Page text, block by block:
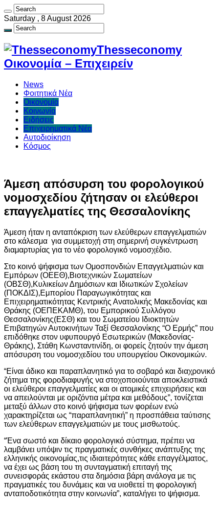
Saturday , 8 August 2026
Thesseconomy
Οικονομία – Επιχειρείν
News
Φοιτητικά Νέα
Οικονομία
Κοινωνία
Ειδήσεις
Επιχειρηματικά Νέα
Αυτοδιοίκηση
Κόσμος
Άμεση απόσυρση του φορολογικού
νομοσχεδίου ζήτησαν οι ελεύθεροι
επαγγελματίες της Θεσσαλονίκης
Άμεση ήταν η ανταπόκριση των ελεύθερων επαγγελματιών
στο κάλεσμα για συμμετοχή στη σημερινή συγκέντρωση
διαμαρτυρίας για το νέο φορολογικό νομοσχέδιο.
Στο κοινό ψήφισμα των Ομοσπονδιών Επαγγελματιών και
Εμπόρων (ΟΕΕΘ),Βιοτεχνικών Σωματείων
(ΟΒΣΘ),Κυλικείων Δημόσιων και Ιδιωτικών Σχολείων
(ΠΟΚΔΙΣ),Εμπορίου Παραγωγικότητας και
Επιχειρηματικότητας Κεντρικής Ανατολικής Μακεδονίας και
Θράκης (ΟΕΠΕΚΑΜΘ), του Εμπορικού Συλλόγου
Θεσσαλονίκης(ΕΣΘ) και του Σωματείου Ιδιοκτητών
Επιβατηγών Αυτοκινήτων Ταξί Θεσσαλονίκης “Ο Ερμής” που
επιδόθηκε στον υφυπουργό Εσωτερικών (Μακεδονίας-
Θράκης), Στάθη Κωνσταντινίδη, οι φορείς ζητούν την άμεση
απόσυρση του νομοσχεδίου του υπουργείου Οικονομικών.
“Είναι άδικο και παραπλανητικό για το σοβαρό και διαχρονικό
ζήτημα της φοροδιαφυγής να στοχοποιούνται αποκλειστικά
οι ελεύθεροι επαγγελματίες και οι ατομικές επιχειρήσεις και
να απειλούνται με οριζόντια μέτρα και μεθόδους”, τονίζεται
μεταξύ άλλων στο κοινό ψήφισμα των φορέων ενώ
χαρακτηρίζεται ως “παραπλανητική” η προσπάθεια ταύτισης
των ελεύθερων επαγγελματιών με τους μισθωτούς.
“Ένα σωστό και δίκαιο φορολογικό σύστημα, πρέπει να
λαμβάνει υπόψιν τις πραγματικές συνθήκες ανάπτυξης της
ελληνικής οικονομίας,τις ιδιαιτερότητες κάθε επαγγέλματος,
να έχει ως βάση του τη συνταγματική επιταγή της
συνεισφοράς εκάστου στα δημόσια βάρη ανάλογα με τις
πραγματικές του δυνάμεις και να υιοθετεί τη φορολογική
ανταποδοτικότητα στην κοινωνία”, καταλήγει το ψήφισμα.